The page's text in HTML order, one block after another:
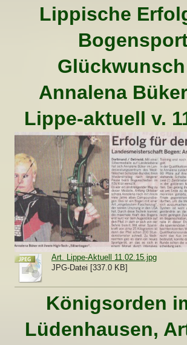
Lippische
Annalena
Lippe-aktuell v.
Art. Lippe-Aktuell 11.02.15.jpg
JPG-Datei [337.0 KB]
Königsorden
Lüdenhausen,